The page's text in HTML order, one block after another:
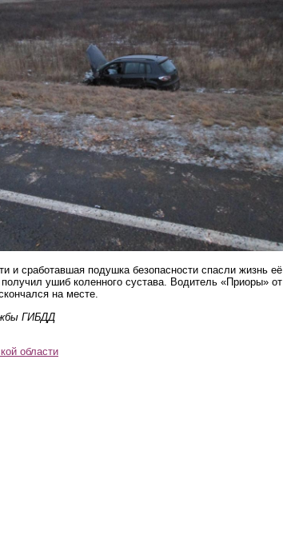
и сработавшая подушка безопасности спасли жизнь её
ушиб коленного сустава. Водитель «Приоры» от
на месте.
ГИБДД
области